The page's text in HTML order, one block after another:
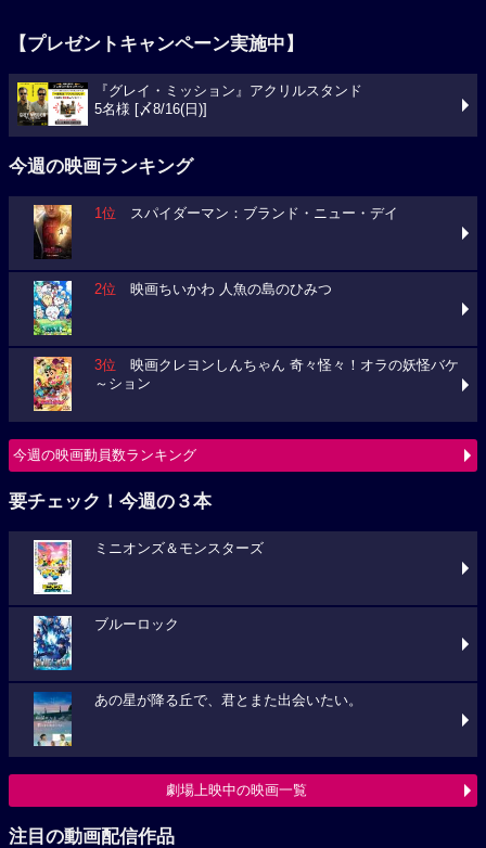
【プレゼントキャンペーン実施中】
『グレイ・ミッション』アクリルスタンド
5名様 [〆8/16(日)]
今週の映画ランキング
1位 スパイダーマン：ブランド・ニュー・デイ
2位 映画ちいかわ 人魚の島のひみつ
3位 映画クレヨンしんちゃん 奇々怪々！オラの妖怪バケ
～ション
今週の映画動員数ランキング
要チェック！今週の３本
ミニオンズ＆モンスターズ
ブルーロック
あの星が降る丘で、君とまた出会いたい。
劇場上映中の映画一覧
注目の動画配信作品